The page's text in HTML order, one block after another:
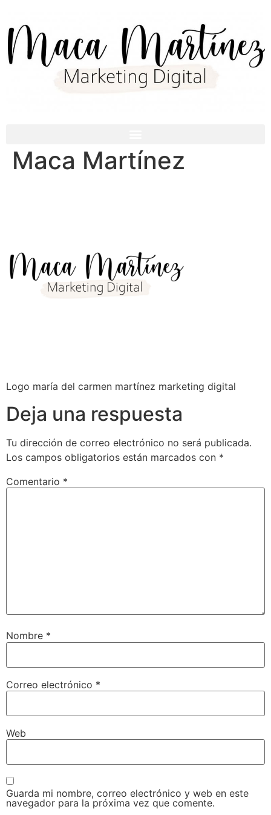
Maca Martínez
Logo maría del carmen martínez marketing digital
Deja una respuesta
Tu dirección de correo electrónico no será publicada.
Los campos obligatorios están marcados con *
Comentario *
Nombre *
Correo electrónico *
Web
Guarda mi nombre, correo electrónico y web en este
navegador para la próxima vez que comente.